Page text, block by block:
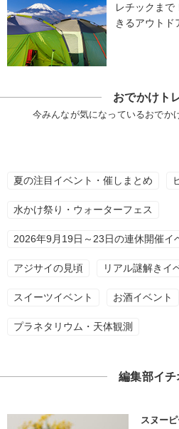
レチックまで
きるアウトド
おでかけト
今みんなが気になっているおでか
夏の注目イベント・催しまとめ
水かけ祭り・ウォーターフェス
2026年9月19日～23日の連休開催イ
アジサイの見頃 リアル謎解きイ
スイーツイベント お酒イベント
プラネタリウム・天体観測
編集部イチ
スヌー